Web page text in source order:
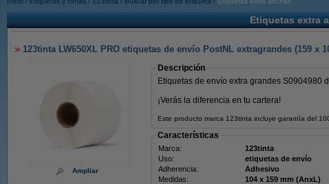
Etiquetas extra
123tinta LW650XL PRO etiquetas de envío PostNL extragrandes (159 x
Ampliar
Descripción
Etiquetas de envío extra grandes S0904980
¡Verás la diferencia en tu cartera!
Este producto marca 123tinta incluye garantía del
Características
Marca: 123tinta
Uso:
etiquetas de envío
Adherencia:
Adhesivo
Medidas:
104 x 159 mm (AnxL)